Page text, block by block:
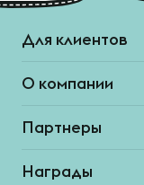
Для клиентов
О компании
Партнеры
Награды